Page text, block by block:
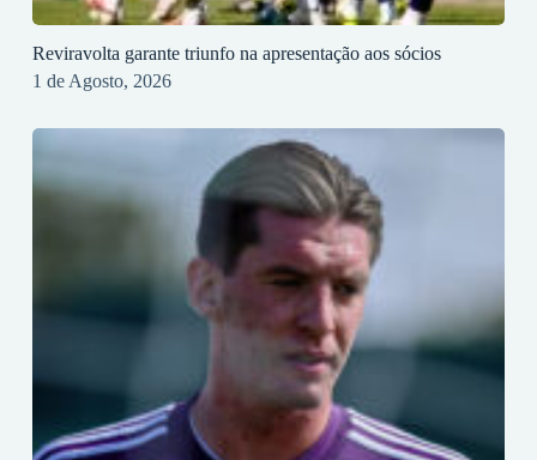
Reviravolta garante triunfo na apresentação aos sócios
1 de Agosto, 2026